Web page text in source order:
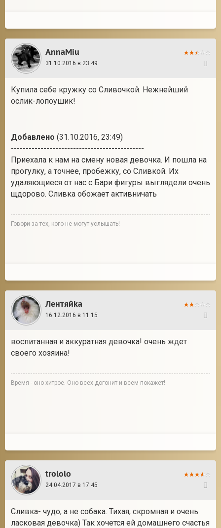
AnnaMiu
31.10.2016 в 23:49
Купила себе кружку со Сливочкой. Нежнейший
ослик-лопоушик!
Добавлено (31.10.2016, 23:49)
---------------------------------------------
Приехала к нам на смену новая девочка. И пошла на
прогулку, а точнее, пробежку, со Сливкой. Их
удаляющиеся от нас с Бари фигуры выглядели очень
щдорово. Сливка обожает активничать
Говори за тех, кого не могут услышать!
Лентяйkа
16.12.2016 в 11:15
воспитанная и аккуратная девочка! очень ждет
своего хозяина!
Время - оно хитрое. Оно всех догонит и всем покажет!
trololo
24.04.2017 в 17:45
Сливка- чудо, а не собака. Тихая, скромная и очень
ласковая девочка) Так хочется ей домашнего счастья